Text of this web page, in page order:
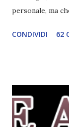
personale, ma
persone
challenge un
ricoprire più di
fatto nell'altro
CONDIVIDI 62